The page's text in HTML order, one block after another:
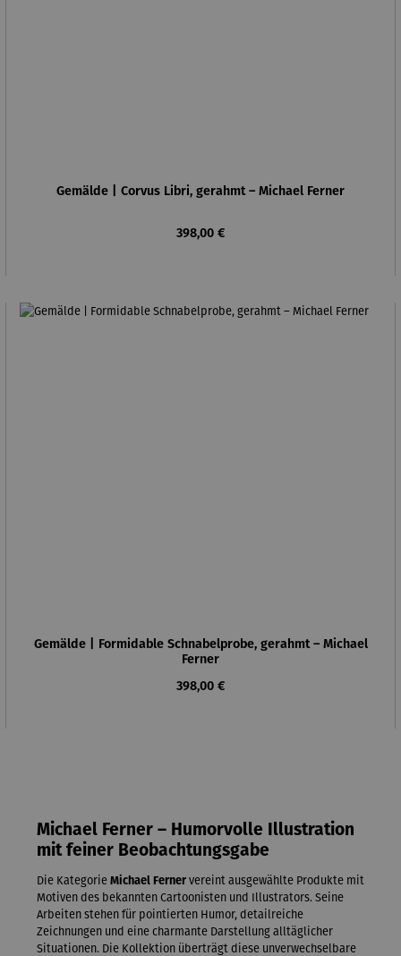
Gemälde | Corvus Libri, gerahmt – Michael Ferner
Regulärer Preis:
398,00 €
Gemälde | Formidable Schnabelprobe, gerahmt – Michael
Ferner
Regulärer Preis:
398,00 €
Michael Ferner – Humorvolle Illustration
mit feiner Beobachtungsgabe
Die Kategorie Michael Ferner vereint ausgewählte Produkte mit
Motiven des bekannten Cartoonisten und Illustrators. Seine
Arbeiten stehen für pointierten Humor, detailreiche
Zeichnungen und eine charmante Darstellung alltäglicher
Situationen. Die Kollektion überträgt diese unverwechselbare